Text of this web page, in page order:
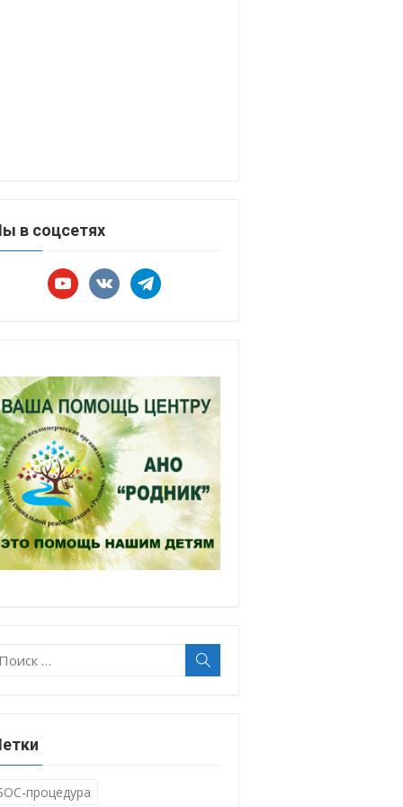
в соцсетях
youtubevkontaktetelegram
процедура